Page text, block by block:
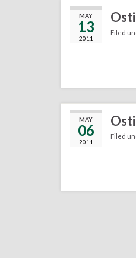
MAY
13
2011
Filed
MAY
06
2011
Filed